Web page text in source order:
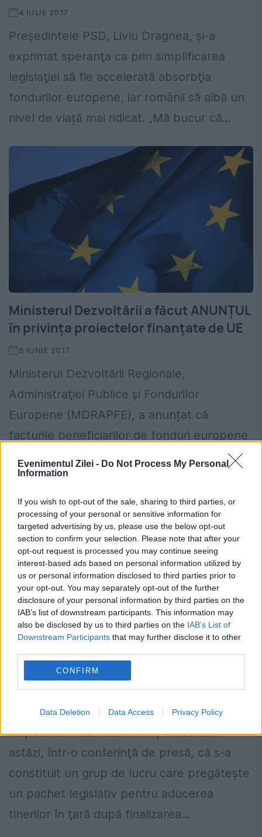
Evenimentul Zilei - Do Not Process My Personal
Information
If you wish to opt-out of the sale, sharing to third parties, or
processing of your personal or sensitive information for
targeted advertising by us, please use the below opt-out
section to confirm your selection. Please note that after your
opt-out request is processed you may continue seeing
interest-based ads based on personal information utilized by
us or personal information disclosed to third parties prior to
your opt-out. You may separately opt-out of the further
disclosure of your personal information by third parties on the
IAB’s list of downstream participants. This information may
also be disclosed by us to third parties on the IAB’s List of
Downstream Participants that may further disclose it to other
CONFIRM
Data Deletion Data Access Privacy Policy
4 IULIE 2017
Președintele PSD, Liviu Dragnea, şi-a
exprimat speranţa ca prin simplificarea
legislaţiei să fie accelerată absorbţia
fondurilor europene, iar românii să aibă un
nivel de viață mai ridicat. „Mă bucur că...
Ministerul Dezvoltării a făcut ANUNȚUL
în privința proiectelor finanțate de UE
8 IUNIE 2017
Ministerul Dezvoltării Regionale,
Administraţiei Publice şi Fondurilor
Europene (MDRAPFE), a anunțat că
facturile beneficiarilor de fonduri europene
sunt achitate la zi din resurse bugetare şi
că nu există niciun blocaj...
ANUNŢUL făcut de un deputat PNL! Ce
le pregăteşte tinerilor
23 MARTIE 2017
Deputatul PNL Mara Mareş a declarat
astăzi, într-o conferinţă de presă, că s-a
constituit un grup de lucru care pregăteşte
un pachet legislativ pentru aducerea
tinerilor în ţară după finalizarea...